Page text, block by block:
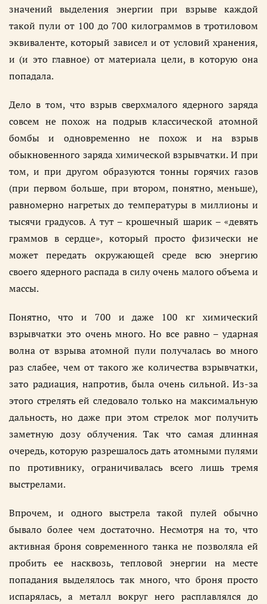
значений выделения энергии при взрыве каждой
такой пули от 100 до 700 килограммов в тротиловом
эквиваленте, который зависел и от условий хранения,
и (и это главное) от материала цели, в которую она
попадала.
Дело в том, что взрыв сверхмалого ядерного заряда
совсем не похож на подрыв классической атомной
бомбы и одновременно не похож и на взрыв
обыкновенного заряда химической взрывчатки. И при
том, и при другом образуются тонны горячих газов
(при первом больше, при втором, понятно, меньше),
равномерно нагретых до температуры в миллионы и
тысячи градусов. А тут – крошечный шарик – «девять
граммов в сердце», который просто физически не
может передать окружающей среде всю энергию
своего ядерного распада в силу очень малого объема и
массы.
Понятно, что и 700 и даже 100 кг химический
взрывчатки это очень много. Но все равно – ударная
волна от взрыва атомной пули получалась во много
раз слабее, чем от такого же количества взрывчатки,
зато радиация, напротив, была очень сильной. Из-за
этого стрелять ей следовало только на максимальную
дальность, но даже при этом стрелок мог получить
заметную дозу облучения. Так что самая длинная
очередь, которую разрешалось дать атомными пулями
по противнику, ограничивалась всего лишь тремя
выстрелами.
Впрочем, и одного выстрела такой пулей обычно
бывало более чем достаточно. Несмотря на то, что
активная броня современного танка не позволяла ей
пробить ее насквозь, тепловой энергии на месте
попадания выделялось так много, что броня просто
испарялась, а металл вокруг него расплавлялся до